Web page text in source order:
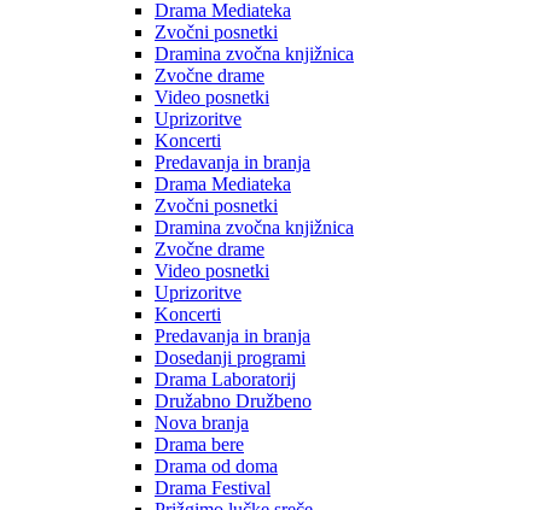
Drama Mediateka
Zvočni posnetki
Dramina zvočna knjižnica
Zvočne drame
Video posnetki
Uprizoritve
Koncerti
Predavanja in branja
Drama Mediateka
Zvočni posnetki
Dramina zvočna knjižnica
Zvočne drame
Video posnetki
Uprizoritve
Koncerti
Predavanja in branja
Dosedanji programi
Drama Laboratorij
Družabno Družbeno
Nova branja
Drama bere
Drama od doma
Drama Festival